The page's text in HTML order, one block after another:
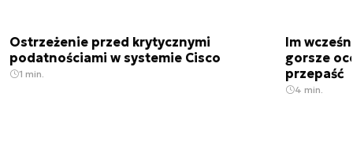
Ostrzeżenie przed krytycznymi
podatnościami w systemie Cisco
1 min.
Im
gorsze
przepaść
4 min.